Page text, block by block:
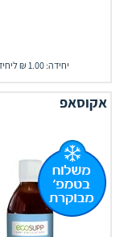
יחידה: 1.00 ₪ ליחידה
אקוסאפ